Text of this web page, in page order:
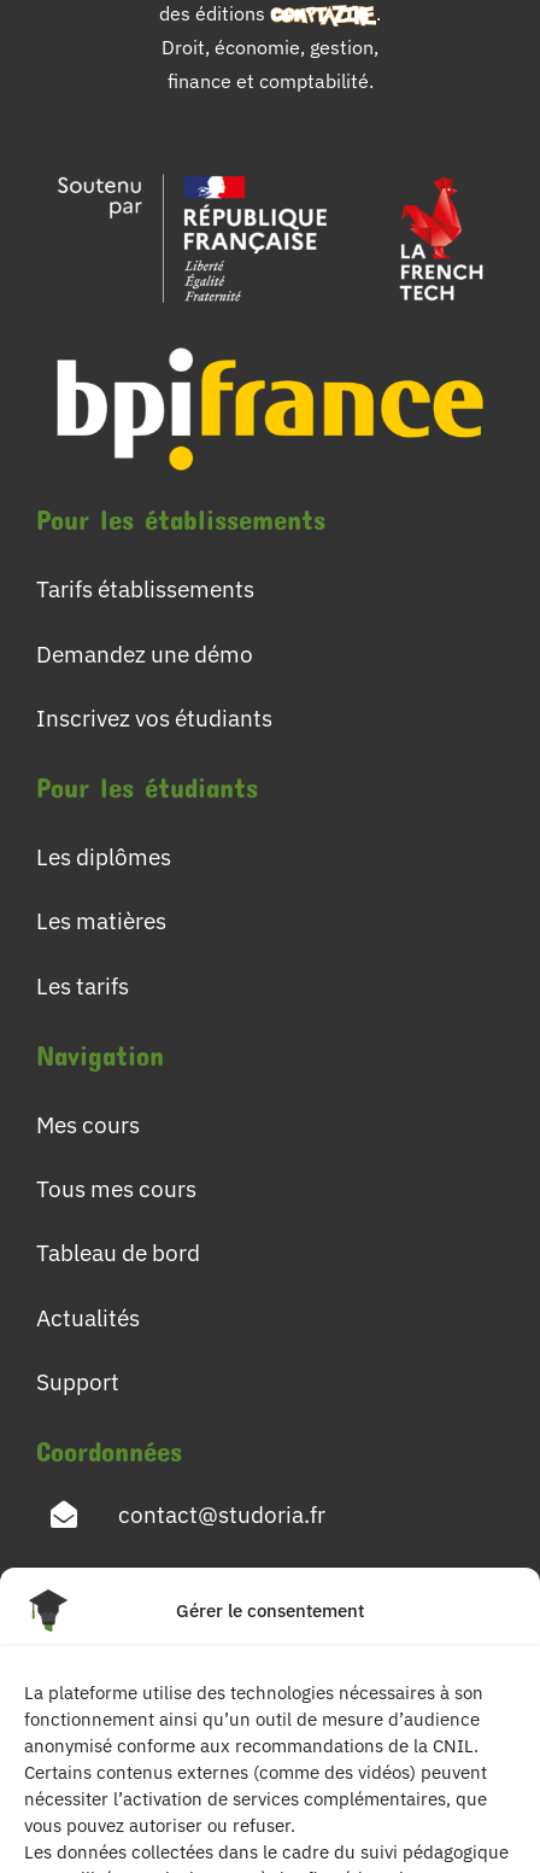
Gérer le consentement
La plateforme utilise des technologies nécessaires à son
fonctionnement ainsi qu’un outil de mesure d’audience
anonymisé conforme aux recommandations de la CNIL.
Certains contenus externes (comme des vidéos) peuvent
nécessiter l’activation de services complémentaires, que
vous pouvez autoriser ou refuser.
Les données collectées dans le cadre du suivi pédagogique
des éditions
.
Droit, économie, gestion,
finance et comptabilité.
Pour les établissements
Tarifs établissements
Demandez une démo
Inscrivez vos étudiants
Pour les étudiants
Les diplômes
Les matières
Les tarifs
Navigation
Mes cours
Tous mes cours
Tableau de bord
Actualités
Support
Coordonnées
contact@studoria.fr
4 Rue Georges Pompidou
Suivez-nous